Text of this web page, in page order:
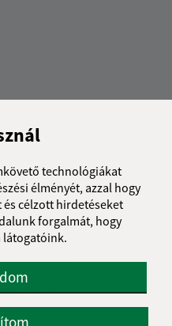
technológiákat
élményét, azzal hogy
célzott hirdetéseket
forgalmát, hogy
látogatóink.
jog
védelme